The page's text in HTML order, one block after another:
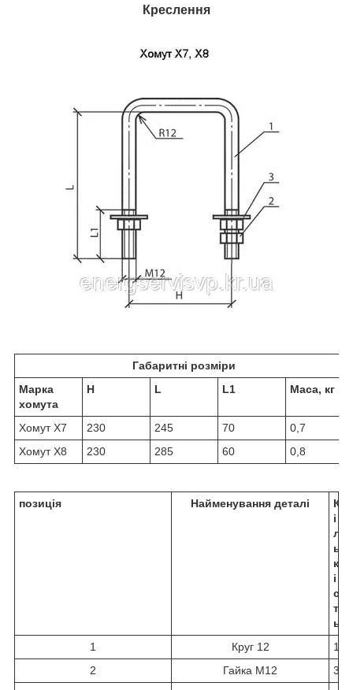
Креслення
Габаритні розміри
Марка
хомута
H L L1 Маса, кг
Хомут Х7 230 245 70
0,7
Хомут Х8
230 285 60 0,8
позиція Найменування деталі
К
і
л
ь
к
і
с
т
ь
1
Круг 12
1
2
Гайка М12
3